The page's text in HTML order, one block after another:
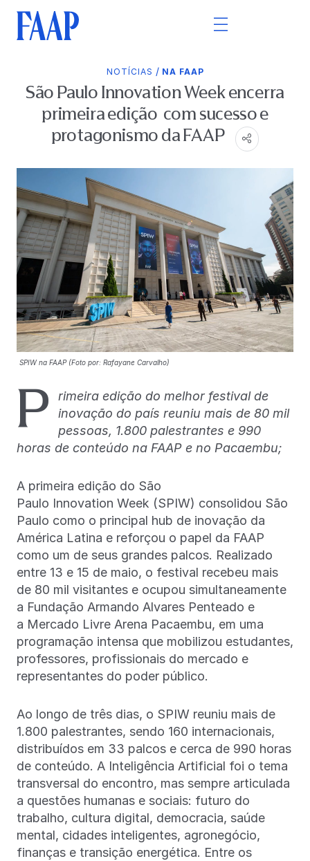
NOTÍCIAS / NA FAAP
São Paulo Innovation Week encerra
primeira edição com sucesso e
protagonismo da FAAP
SPIW na FAAP (Foto por: Rafayane Carvalho)
P
rimeira edição do melhor festival de
inovação do país reuniu mais de 80 mil
pessoas, 1.800 palestrantes e 990
horas de conteúdo na FAAP e no Pacaembu;
A primeira edição do São
Paulo Innovation Week (SPIW) consolidou São
Paulo como o principal hub de inovação da
América Latina e reforçou o papel da FAAP
como um de seus grandes palcos. Realizado
entre 13 e 15 de maio, o festival recebeu mais
de 80 mil visitantes e ocupou simultaneamente
a Fundação Armando Alvares Penteado e
a Mercado Livre Arena Pacaembu, em uma
programação intensa que mobilizou estudantes,
professores, profissionais do mercado e
representantes do poder público.
Ao longo de três dias, o SPIW reuniu mais de
1.800 palestrantes, sendo 160 internacionais,
distribuídos em 33 palcos e cerca de 990 horas
de conteúdo. A Inteligência Artificial foi o tema
transversal do encontro, mas sempre articulada
a questões humanas e sociais: futuro do
trabalho, cultura digital, democracia, saúde
mental, cidades inteligentes, agronegócio,
finanças e transição energética. Entre os